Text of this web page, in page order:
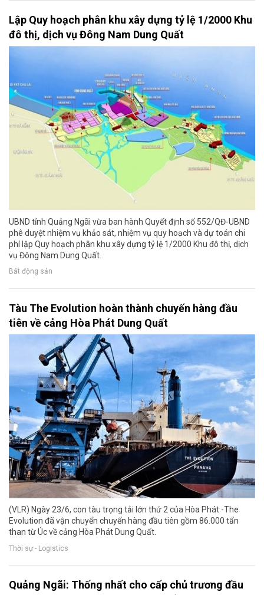
Lập Quy hoạch phân khu xây dựng tỷ lệ 1/2000 Khu
đô thị, dịch vụ Đông Nam Dung Quất
UBND tỉnh Quảng Ngãi vừa ban hành Quyết định số 552/QĐ-UBND
phê duyệt nhiệm vụ khảo sát, nhiệm vụ quy hoạch và dự toán chi
phí lập Quy hoạch phân khu xây dựng tỷ lệ 1/2000 Khu đô thị, dịch
vụ Đông Nam Dung Quất.
Bất động sản
Tàu The Evolution hoàn thành chuyến hàng đầu
tiên về cảng Hòa Phát Dung Quất
(VLR) Ngày 23/6, con tàu trọng tải lớn thứ 2 của Hòa Phát -The
Evolution đã vận chuyển chuyến hàng đầu tiên gồm 86.000 tấn
than từ Úc về cảng Hòa Phát Dung Quất.
Thời sự - Logistics
Quảng Ngãi: Thống nhất cho cấp chủ trương đầu